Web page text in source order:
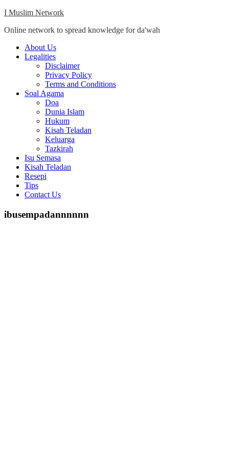
Skip
content
I Muslim Network
Online network to spread knowledge for da'wah
Close
Menu
About Us
Legalities
Disclaimer
Privacy Policy
Terms and Conditions
Soal Agama
Doa
Dunia Islam
Hukum
Kisah Teladan
Keluarga
Tazkirah
Isu Semasa
Kisah Teladan
Resepi
Tips
Contact Us
ibusempadannnnnn